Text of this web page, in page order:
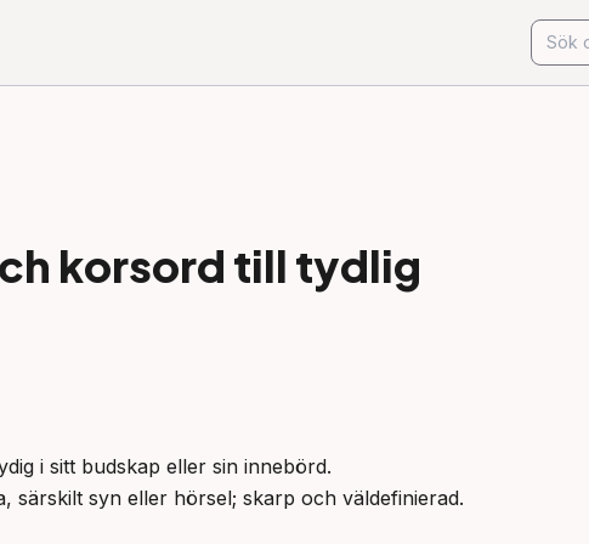
korsord till tydlig
i sitt budskap eller sin innebörd.
särskilt syn eller hörsel; skarp och väldefinierad.